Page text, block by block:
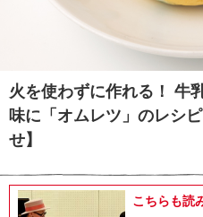
火を使わずに作れる！ 牛
味に「オムレツ」のレシ
せ】
こちらも読